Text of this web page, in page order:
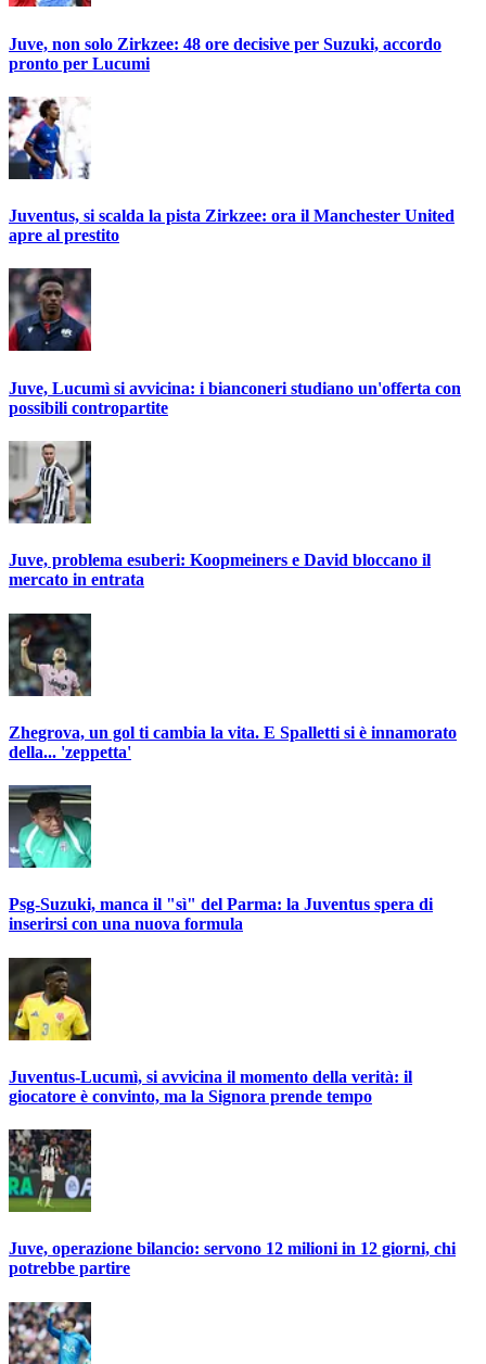
Juve, non solo Zirkzee: 48 ore decisive per Suzuki, accordo
pronto per Lucumi
Juventus, si scalda la pista Zirkzee: ora il Manchester United
apre al prestito
Juve, Lucumì si avvicina: i bianconeri studiano un'offerta con
possibili contropartite
Juve, problema esuberi: Koopmeiners e David bloccano il
mercato in entrata
Zhegrova, un gol ti cambia la vita. E Spalletti si è innamorato
della... 'zeppetta'
Psg-Suzuki, manca il "sì" del Parma: la Juventus spera di
inserirsi con una nuova formula
Juventus-Lucumì, si avvicina il momento della verità: il
giocatore è convinto, ma la Signora prende tempo
Juve, operazione bilancio: servono 12 milioni in 12 giorni, chi
potrebbe partire